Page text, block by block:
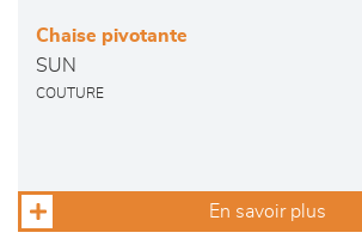
Chaise pivotante
SUN
COUTURE
En savoir plus